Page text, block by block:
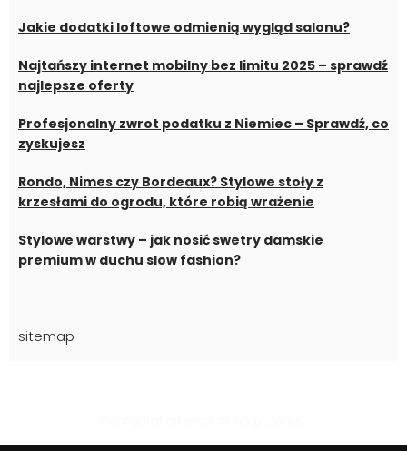
Jakie dodatki loftowe odmienią wygląd salonu?
Najtańszy internet mobilny bez limitu 2025 – sprawdź
najlepsze oferty
Profesjonalny zwrot podatku z Niemiec – Sprawdź, co
zyskujesz
Rondo, Nimes czy Bordeaux? Stylowe stoły z
krzesłami do ogrodu, które robią wrażenie
Stylowe warstwy – jak nosić swetry damskie
premium w duchu slow fashion?
sitemap